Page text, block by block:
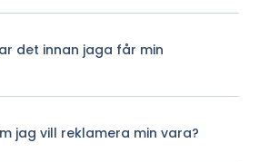
det innan jaga får min
jag vill reklamera min vara?